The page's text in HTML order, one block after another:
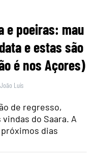
e poeiras: mau
e estas são
é nos Açores)
João Luís
de regresso,
do Saara. A
dias